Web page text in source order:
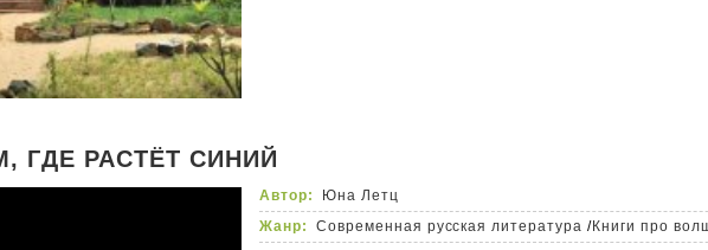
ГДЕ РАСТЁТ СИНИЙ
Автор:
Юна Летц
Жанр:
Современная русская литература /Книги про